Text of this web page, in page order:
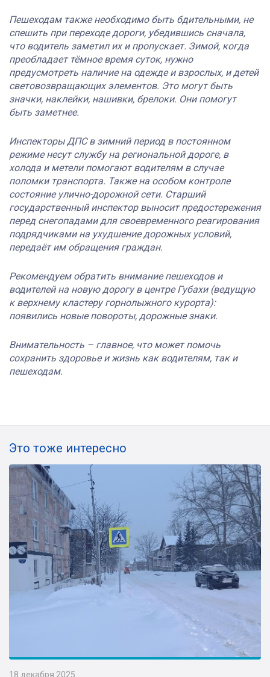
Пешеходам также необходимо быть бдительными, не
спешить при переходе дороги, убедившись сначала,
что водитель заметил их и пропускает. Зимой, когда
преобладает тёмное время суток, нужно
предусмотреть наличие на одежде и взрослых, и детей
световозвращающих элементов. Это могут быть
значки, наклейки, нашивки, брелоки. Они помогут
быть заметнее.
Инспекторы ДПС в зимний период в постоянном
режиме несут службу на региональной дороге, в
холода и метели помогают водителям в случае
поломки транспорта. Также на особом контроле
состояние улично-дорожной сети. Старший
государственный инспектор выносит предостережения
перед снегопадами для своевременного реагирования
подрядчиками на ухудшение дорожных условий,
передаёт им обращения граждан.
Рекомендуем обратить внимание пешеходов и
водителей на новую дорогу в центре Губахи (ведущую
к верхнему кластеру горнолыжного курорта):
появились новые повороты, дорожные знаки.
Внимательность – главное, что может помочь
сохранить здоровье и жизнь как водителям, так и
пешеходам.
Это тоже интересно
18 декабря 2025